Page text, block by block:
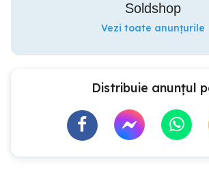
Soldshop
Vezi toate anunțurile
Distribuie anunțul